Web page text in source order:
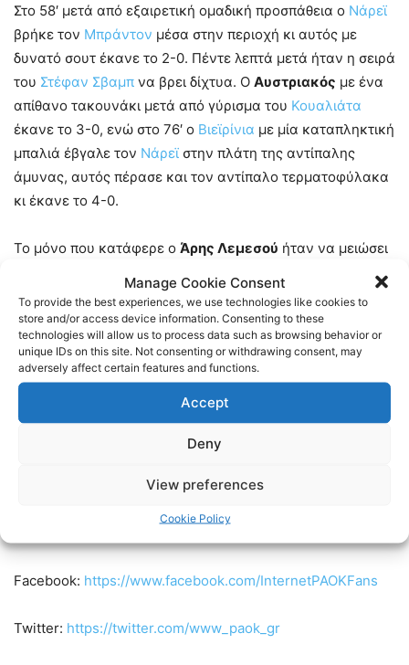
Manage Cookie Consent
To provide the best experiences, we use technologies like cookies to
store and/or access device information. Consenting to these
technologies will allow us to process data such as browsing behavior or
unique IDs on this site. Not consenting or withdrawing consent, may
adversely affect certain features and functions.
Accept
Deny
View preferences
Cookie Policy
Στο 58′ μετά από εξαιρετική ομαδική προσπάθεια ο Νάρεϊ
βρήκε τον Μπράντον μέσα στην περιοχή κι αυτός με
δυνατό σουτ έκανε το 2-0. Πέντε λεπτά μετά ήταν η σειρά
του Στέφαν Σβαμπ να βρει δίχτυα. Ο Αυστριακός με ένα
απίθανο τακουνάκι μετά από γύρισμα του Κουαλιάτα
έκανε το 3-0, ενώ στο 76′ ο Βιεϊρίνια με μία καταπληκτική
μπαλιά έβγαλε τον Νάρεϊ στην πλάτη της αντίπαλης
άμυνας, αυτός πέρασε και τον αντίπαλο τερματοφύλακα
κι έκανε το 4-0.
Το μόνο που κατάφερε ο Άρης Λεμεσού ήταν να μειώσει
Η σύνθεση του Δικεφάλου:
Κοτάρσκι(60′Ζίβκοβιτς),Σάστρε(66′
(46′
Σοάρες
Ντόουγκλας
Μουργκ(46′
Μπράντον).
Facebook: https://www.facebook.com/InternetPAOKFans
Twitter: https://twitter.com/www_paok_gr